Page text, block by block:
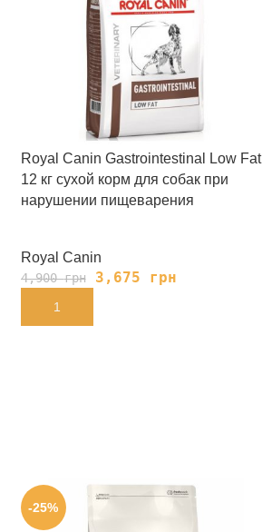
Royal Canin Gastrointestinal Low Fat
12 кг сухой корм для собак при
нарушении пищеварения
Royal Canin
4,900грн 3,675 грн
В КОРЗИНУ
-25%